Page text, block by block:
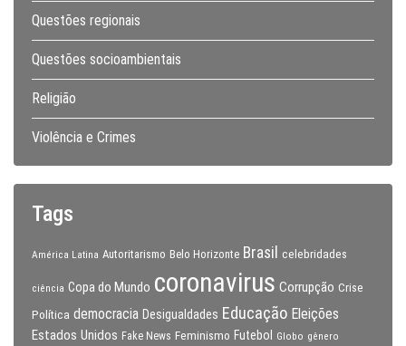
Questões regionais
Questões socioambientais
Religião
Violência e Crimes
Tags
América Latina Autoritarismo Belo Horizonte Brasil celebridades
ciência Copa do Mundo coronavirus Corrupção Crise
Política democracia Desigualdades Educação Eleições
Estados Unidos Fake News Feminismo Futebol Globo gênero